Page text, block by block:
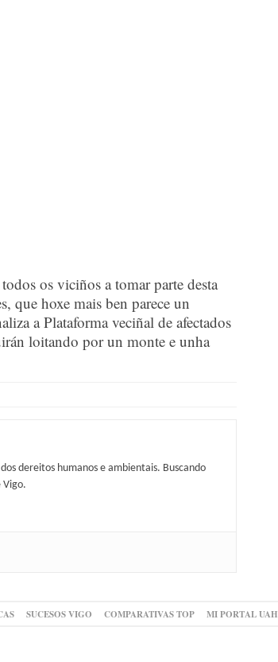
os viciños a tomar parte desta
que hoxe mais ben parece un
a Plataforma veciñal de afectados
loitando por un monte e unha
dereitos humanos e ambientais. Buscando
Vigo.
SUCESOS VIGO COMPARATIVAS TOP MI PORTAL UAH